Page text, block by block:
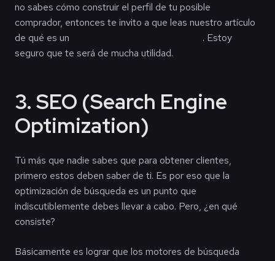
no sabes cómo construir el perfil de tu posible
comprador, entonces te invito a que leas nuestro artículo
de qué es un
. Estoy
seguro que te será de mucha utilidad.
3. SEO (Search Engine
Optimization)
Tú más que nadie sabes que para obtener clientes,
primero estos deben saber de ti. Es por eso que la
optimización de búsqueda es un punto que
indiscutiblemente debes llevar a cabo. Pero, ¿en qué
consiste?
Básicamente es lograr que los motores de búsqueda